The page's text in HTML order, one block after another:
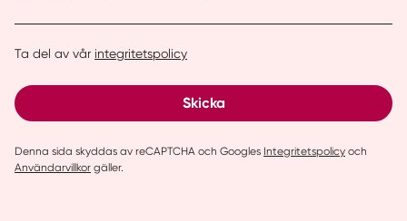
Ta del av vår integritetspolicy
Skicka
Denna sida skyddas av reCAPTCHA och Googles Integritetspolicy och
Användarvillkor gäller.